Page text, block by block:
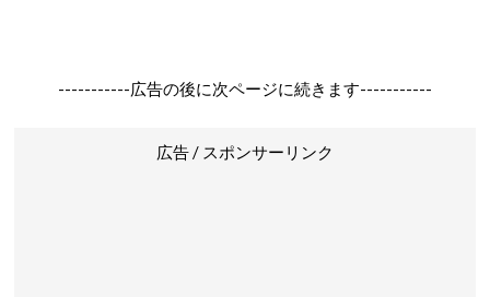
-----------広告の後に次ページに続きます-----------
広告 / スポンサーリンク